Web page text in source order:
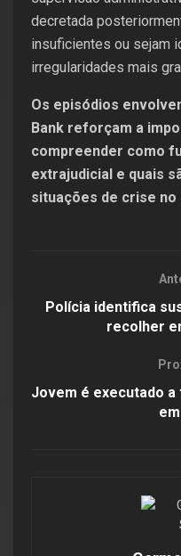
decretada
insuficientes ou sejam
irregularidades mais
Os episódios
Bank reforçam a
compreender como
extrajudicial e quais
situações de crise
Polícia identifica
recolher
Jovem é executado a